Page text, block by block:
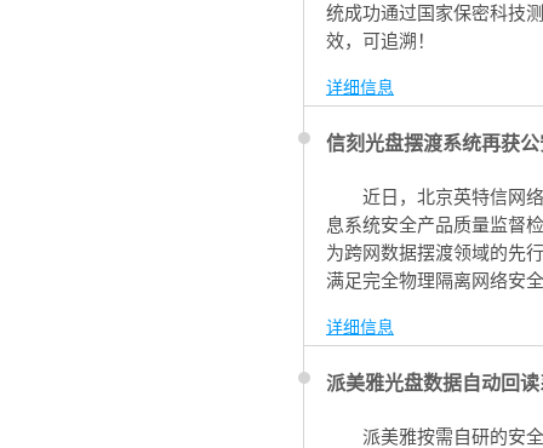
统成功通过国家保密科技
效，可追溯！
详细信息
信刻光盘摆渡系统再获
近日，北京英特信网
息系统安全产品质量监督
为跨网数据摆渡领域的先
满足完全物理隔离网络安
详细信息
派美雅光盘数据自动回
派美雅按需自研的安